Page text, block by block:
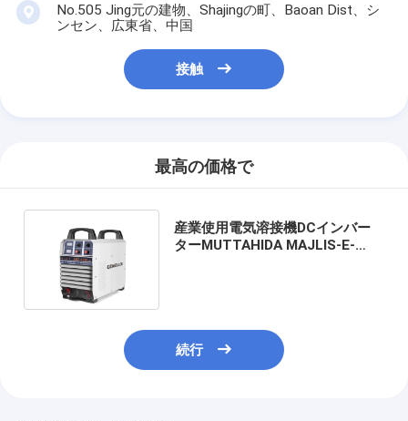
No.505 Jing元の建物、Shajingの町、Baoan Dist、シ
ンセン、広東省、中国
接触
最高の価格で
産業使用電気溶接機DCインバー
ターMUTTAHIDA MAJLIS-E-
続行